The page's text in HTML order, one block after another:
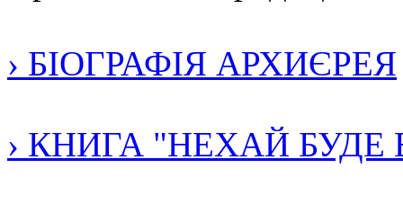
› БІОГРАФІЯ АРХИЄРЕЯ
› КНИГА "НЕХАЙ БУДЕ